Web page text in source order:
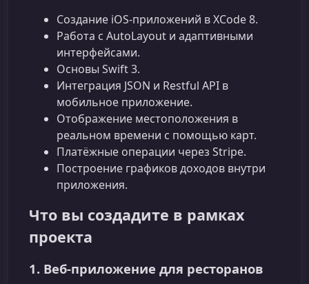
Создание iOS‑приложений в XCode 8.
Работа с AutoLayout и адаптивными
интерфейсами.
Основы Swift 3.
Интеграция JSON и Restful API в
мобильное приложение.
Отображение местоположения в
реальном времени с помощью карт.
Платёжные операции через Stripe.
Построение графиков доходов внутри
приложения.
Что вы создадите в рамках
проекта
1. Веб‑приложение для ресторанов